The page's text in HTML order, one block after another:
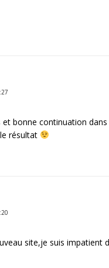
bonne continuation
résultat
site,je suis impatient